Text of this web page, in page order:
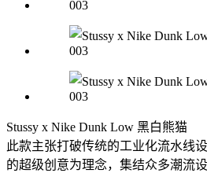
Stussy x Nike Dunk Low 黑白熊猫
此款主张打破传统的工业化流水线
的超级创意为理念，集结众多潮流